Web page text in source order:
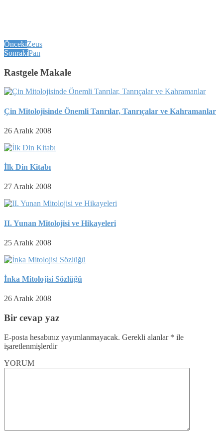
ÖncekiZeus
SonrakiPan
Rastgele Makale
Çin Mitolojisinde Önemli Tanrılar, Tanrıçalar ve Kahramanlar
26 Aralık 2008
İlk Din Kitabı
27 Aralık 2008
II. Yunan Mitolojisi ve Hikayeleri
25 Aralık 2008
İnka Mitolojisi Sözlüğü
26 Aralık 2008
Bir cevap yaz
E-posta hesabınız yayımlanmayacak. Gerekli alanlar * ile
işaretlenmişlerdir
YORUM